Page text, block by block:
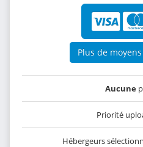
Plus de
Aucune
Priorité
Hébergeurs